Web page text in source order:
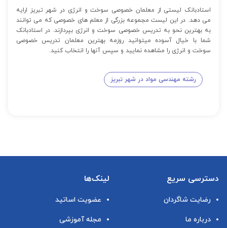
استادبانک لیستی از معلمان خصوصی سوخت و انرژی در شهر تبریز ارایه
می دهد. در این لیست مجموعه بزرگی از معلم های خصوصی که می توانند
به بهترین نحو به تدریس خصوصی سوخت و انرژی بپردازند. در استادبانک
شما با خیال آسوده میتوانید روزمه بهترین معلمان تدریس خصوصی
سوخت و انرژی را مشاهده نمایید و سپس آنها را انتخاب کنید.
رشته مهندسی مواد در شهر تبریز
دسترسی سریع
رضایت شاگردان
درباره ما
لینک‌ها
عضویت اساتید
مجله آموزشی